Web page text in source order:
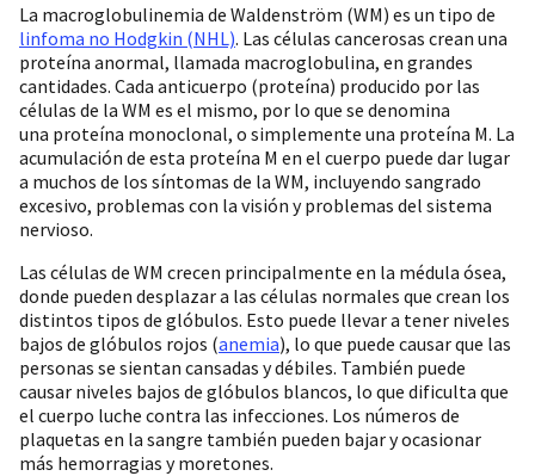
La macroglobulinemia de Waldenström (WM) es un tipo de
linfoma no Hodgkin (NHL). Las células cancerosas crean una
proteína anormal, llamada macroglobulina, en grandes
cantidades. Cada anticuerpo (proteína) producido por las
células de la WM es el mismo, por lo que se denomina
una proteína monoclonal, o simplemente una proteína M. La
acumulación de esta proteína M en el cuerpo puede dar lugar
a muchos de los síntomas de la WM, incluyendo sangrado
excesivo, problemas con la visión y problemas del sistema
nervioso.
Las células de WM crecen principalmente en la médula ósea,
donde pueden desplazar a las células normales que crean los
distintos tipos de glóbulos. Esto puede llevar a tener niveles
bajos de glóbulos rojos (anemia), lo que puede causar que las
personas se sientan cansadas y débiles. También puede
causar niveles bajos de glóbulos blancos, lo que dificulta que
el cuerpo luche contra las infecciones. Los números de
plaquetas en la sangre también pueden bajar y ocasionar
más hemorragias y moretones.